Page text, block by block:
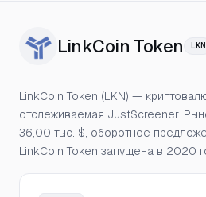
LinkCoin Token —
LKN
LinkCoin Token (LKN) —
отслеживаемая JustScreener.
36,00 тыс. $, оборотное
LinkCoin Token запущена в 2020